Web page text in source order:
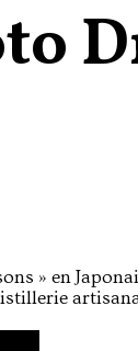
» en